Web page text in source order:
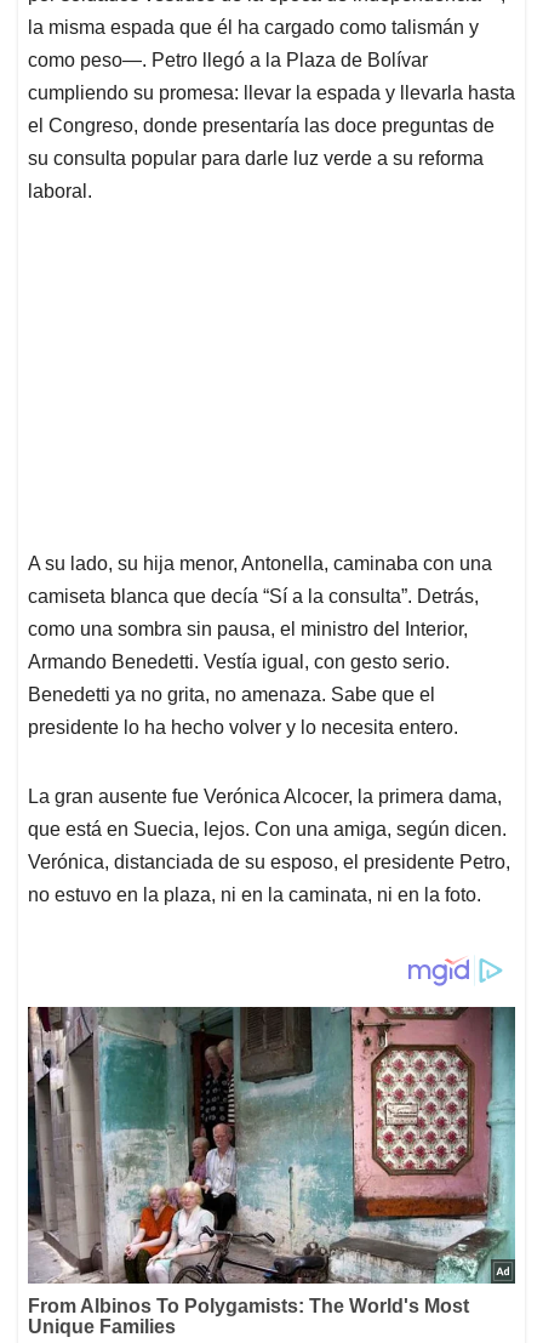
la misma espada que él ha cargado como talismán y
como peso—. Petro llegó a la Plaza de Bolívar
cumpliendo su promesa: llevar la espada y llevarla hasta
el Congreso, donde presentaría las doce preguntas de
su consulta popular para darle luz verde a su reforma
laboral.
A su lado, su hija menor, Antonella, caminaba con una
camiseta blanca que decía “Sí a la consulta”. Detrás,
como una sombra sin pausa, el ministro del Interior,
Armando Benedetti. Vestía igual, con gesto serio.
Benedetti ya no grita, no amenaza. Sabe que el
presidente lo ha hecho volver y lo necesita entero.
La gran ausente fue Verónica Alcocer, la primera dama,
que está en Suecia, lejos. Con una amiga, según dicen.
Verónica, distanciada de su esposo, el presidente Petro,
no estuvo en la plaza, ni en la caminata, ni en la foto.